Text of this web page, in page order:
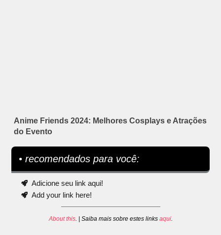
Anime Friends 2024: Melhores Cosplays e Atrações
do Evento
• recomendados para você:
Adicione seu link aqui!
Add your link here!
About this. | Saiba mais sobre estes links aqui.